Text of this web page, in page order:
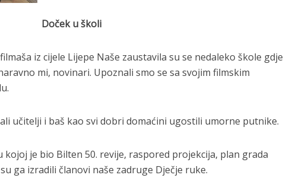
Doček u školi
iz cijele Lijepe Naše zaustavila su se nedaleko škole gdje
mi, novinari. Upoznali smo se sa svojim filmskim
učitelji i baš kao svi dobri domaćini ugostili umorne putnike.
kojoj je bio Bilten 50. revije, raspored projekcija, plan grada
ga izradili članovi naše zadruge Dječje ruke.